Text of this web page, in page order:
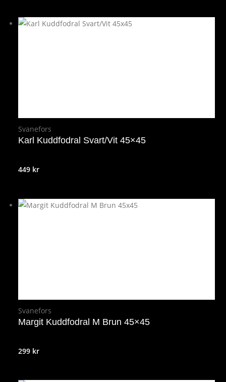
Svanefors
Karl Kuddfodral Svart/Vit 45×45
449 kr
Svanefors
Margit Kuddfodral M Brun 45×45
299 kr